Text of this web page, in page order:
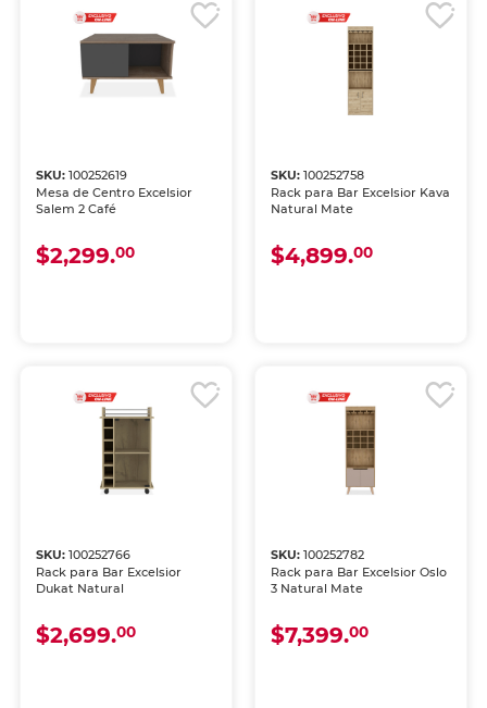
SKU:100252619
Mesa de Centro Excelsior
Salem 2 Café
$2,299.00
SKU: 100252758
Rack para Bar Excelsior Kava
Natural Mate
$4,899.00
SKU:100252766
Rack para Bar Excelsior
Dukat Natural
$2,699.00
SKU: 100252782
Rack para Bar Excelsior Oslo
3 Natural Mate
$7,399.00